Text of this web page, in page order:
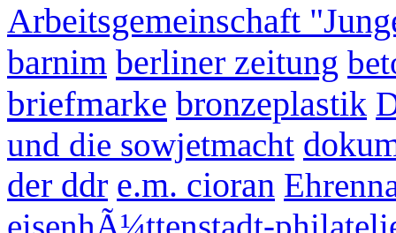
Arbeitsgemeinschaft
barnim berliner zeitung
briefmarke bronzeplastik
und die sowjetmacht
der ddr e.m. cioran
eisenhÃ¼ttenstadt-